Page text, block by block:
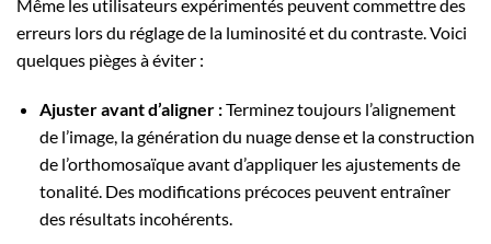
Même les utilisateurs expérimentés peuvent commettre des
erreurs lors du réglage de la luminosité et du contraste. Voici
quelques pièges à éviter :
Ajuster avant d’aligner :Terminez toujours l’alignement
de l’image, la génération du nuage dense et la construction
de l’orthomosaïque avant d’appliquer les ajustements de
tonalité. Des modifications précoces peuvent entraîner
des résultats incohérents.